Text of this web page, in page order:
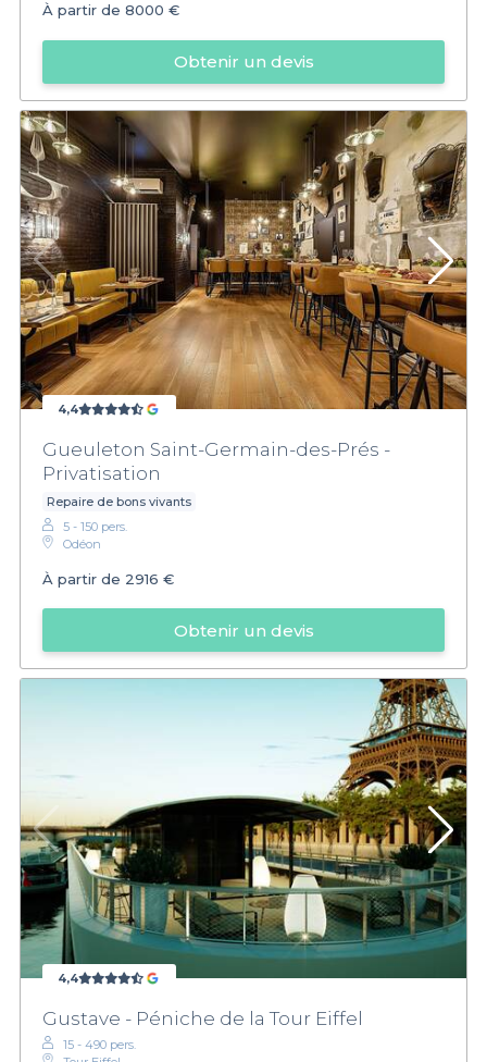
À partir de 8000 €
Obtenir un devis
4,4
Gueuleton Saint-Germain-des-Prés -
Privatisation
Repaire de bons vivants
5 - 150 pers.
Odéon
À partir de 2916 €
Obtenir un devis
4,4
Gustave - Péniche de la Tour Eiffel
15 - 490 pers.